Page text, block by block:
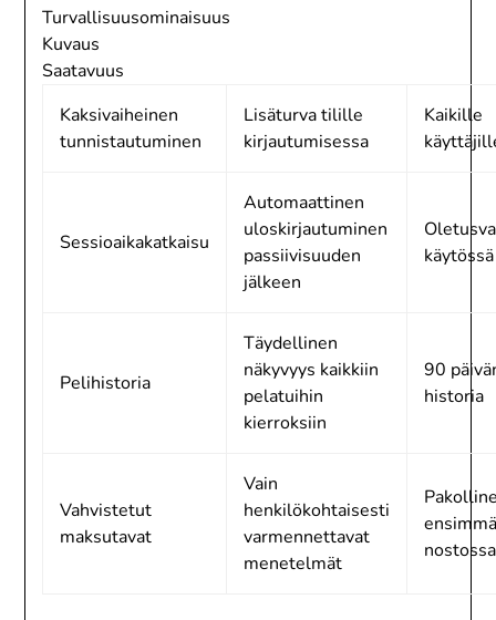
Turvallisuusominaisuus
Kuvaus
Saatavuus
Kaksivaiheinen
tunnistautuminen
Lisäturva tilille
kirjautumisessa
Kaikille
Sessioaikakatkaisu
Automaattinen
uloskirjautuminen
passiivisuuden
jälkeen
käytössä
Pelihistoria
Täydellinen
näkyvyys kaikkiin
pelatuihin
kierroksiin
90
historia
Vahvistetut
maksutavat
Vain
henkilökohtaisesti
varmennettavat
menetelmät
nostossa